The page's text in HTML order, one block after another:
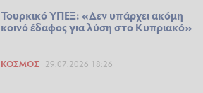
Τουρκικό ΥΠΕΞ: «Δεν υπάρχει ακόμη
κοινό έδαφος για λύση στο Κυπριακό»
ΚΌΣΜΟΣ 29.07.2026 18:26